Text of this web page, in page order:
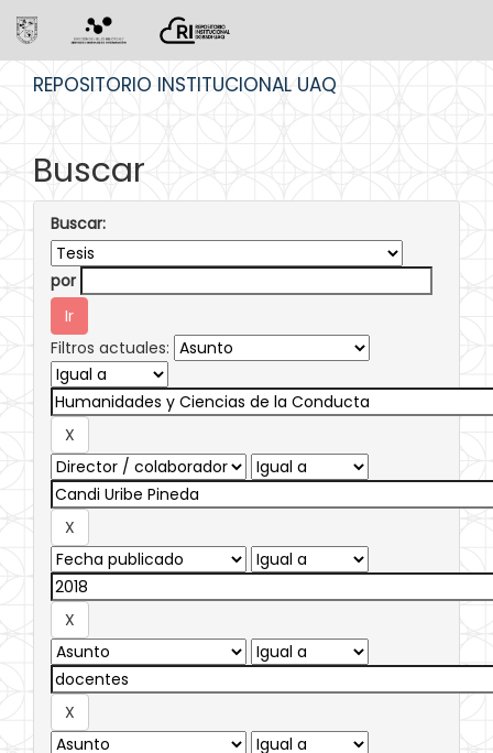
REPOSITORIO INSTITUCIONAL UAQ
Buscar
Buscar:
por
Filtros actuales: